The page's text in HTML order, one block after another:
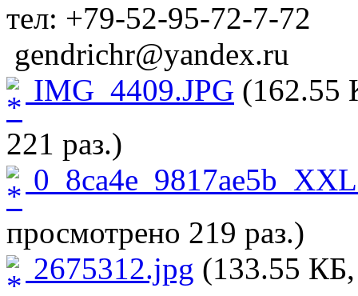
тел: +79-52-95-72-7-72
gendrichr@yandex.ru
IMG_4409.JPG (162.55
221 раз.)
просмотрено 219 раз.)
2675312.jpg (133.55